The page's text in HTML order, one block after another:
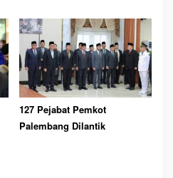
127 Pejabat Pemkot
Palembang Dilantik